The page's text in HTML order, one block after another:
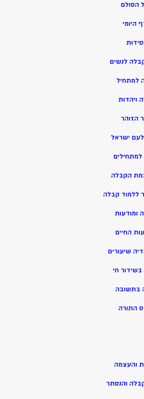
הסולם
היומי
לנשים
למתחיל
ויהדות
הזוהר
ישראל
הקבלה
ללמוד קבלה
ומודעות
החיים
שיעורים
חי
בתשובה
התורה
והעצמה
והנסתר